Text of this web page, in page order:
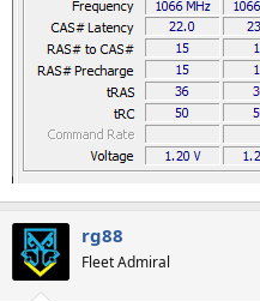
rg88
Fleet Admiral